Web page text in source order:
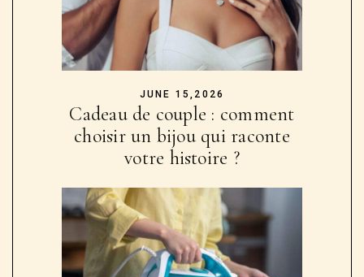
JUNE 15,2026
Cadeau de couple : comment
choisir un bijou qui raconte
votre histoire ?